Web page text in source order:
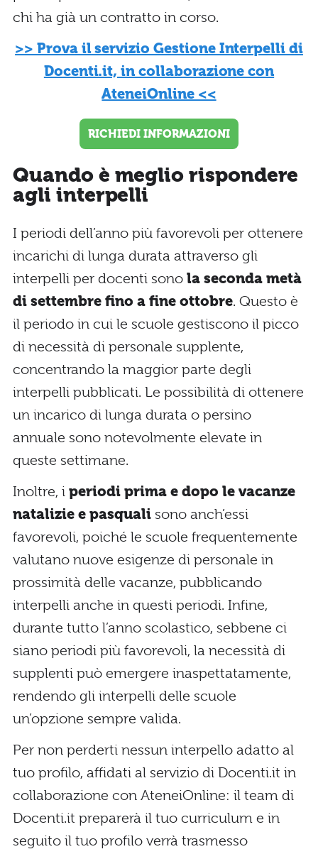
chi ha già un contratto in corso.
>> Prova il servizio Gestione Interpelli di
Docenti.it, in collaborazione con
AteneiOnline <<
RICHIEDI INFORMAZIONI
Quando è meglio rispondere
agli interpelli
I periodi dell’anno più favorevoli per ottenere
incarichi di lunga durata attraverso gli
interpelli per docenti sono la seconda metà
di settembre fino a fine ottobre. Questo è
il periodo in cui le scuole gestiscono il picco
di necessità di personale supplente,
concentrando la maggior parte degli
interpelli pubblicati. Le possibilità di ottenere
un incarico di lunga durata o persino
annuale sono notevolmente elevate in
queste settimane.
Inoltre, i periodi prima e dopo le vacanze
natalizie e pasquali sono anch’essi
favorevoli, poiché le scuole frequentemente
valutano nuove esigenze di personale in
prossimità delle vacanze, pubblicando
interpelli anche in questi periodi. Infine,
durante tutto l’anno scolastico, sebbene ci
siano periodi più favorevoli, la necessità di
supplenti può emergere inaspettatamente,
rendendo gli interpelli delle scuole
un’opzione sempre valida.
Per non perderti nessun interpello adatto al
tuo profilo, affidati al servizio di Docenti.it in
collaborazione con AteneiOnline: il team di
Docenti.it preparerà il tuo curriculum e in
seguito il tuo profilo verrà trasmesso